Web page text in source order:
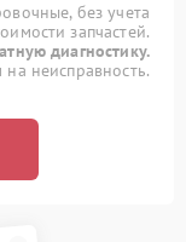
без учета
запчастей.
диагностику.
неисправность.